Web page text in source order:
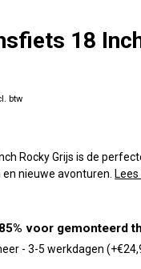
18
btw
Rocky Grijs is de
nieuwe avonturen.
voor gemonteerd
- 3-5 werkdagen